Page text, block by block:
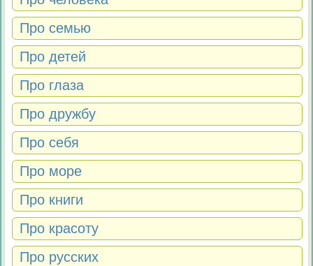
Про семью
Про детей
Про глаза
Про дружбу
Про себя
Про море
Про книги
Про красоту
Про русских